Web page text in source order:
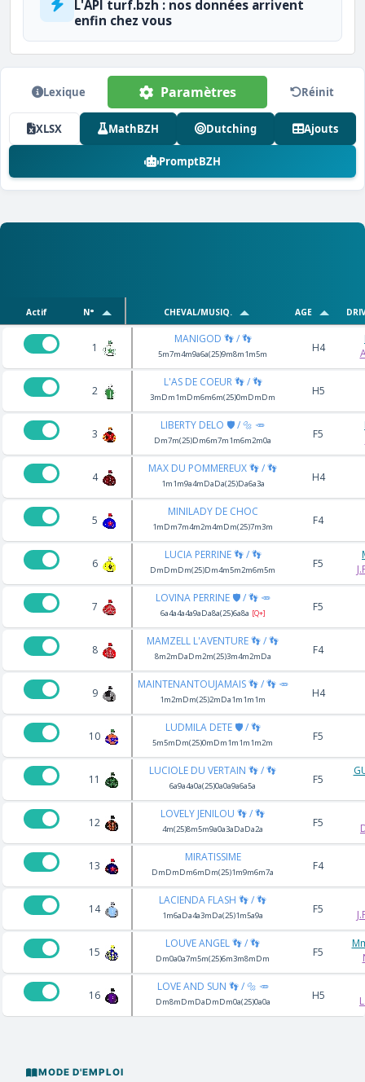
L'API turf.bzh : nos données arrivent
enfin chez vous
Lexique Paramètres Réinit
XLSX MathBZH Dutching Ajouts
PromptBZH
Actif N° CHEVAL/MUSIQ. AGE
1
MANIGOD 👣 / 👣
5m7m4m9a6a(25)9m8m1m5m H4
2
L'AS DE COEUR 👣 / 👣
3mDm1mDm6m6m(25)0mDmDm H5
3
LIBERTY DELO 🛡️ / 🔩 🥕
Dm7m(25)Dm6m7m1m6m2m0a F5
4
MAX DU POMMEREUX 👣 / 👣
1m1m9a4mDaDa(25)Da6a3a H4
5
MINILADY DE CHOC
1mDm7m4m2m4mDm(25)7m3m F4
6
LUCIA PERRINE 👣 / 👣
DmDmDm(25)Dm4m5m2m6m5m F5
7
LOVINA PERRINE 🛡️ / 👣 🥕
6a4a4a4a9aDa8a(25)6a8a [Q+] F5
8
MAMZELL L'AVENTURE 👣 / 👣
8m2mDaDm2m(25)3m4m2mDa F4
9
MAINTENANTOUJAMAIS 👣 / 👣 🥕
1m2mDm(25)2mDa1m1m1m H4
10
LUDMILA DETE 🛡️ / 👣
5m5mDm(25)0mDm1m1m1m2m F5
11
LUCIOLE DU VERTAIN 👣 / 👣
6a9a4a0a(25)0a0a9a6a5a F5
12
LOVELY JENILOU 👣 / 👣
4m(25)8m5m9a0a3aDaDa2a F5
13
MIRATISSIME
DmDmDm6mDm(25)1m9m6m7a F4
14
LACIENDA FLASH 👣 / 👣
1m6aDa4a3mDa(25)1m5a9a F5
15
LOUVE ANGEL 👣 / 👣
Dm0a0a7m5m(25)6m3m8mDm F5
16
LOVE AND SUN 👣 / 🔩 🥕
Dm8mDmDaDmDm0a(25)0a0a H5
MODE D'EMPLOI